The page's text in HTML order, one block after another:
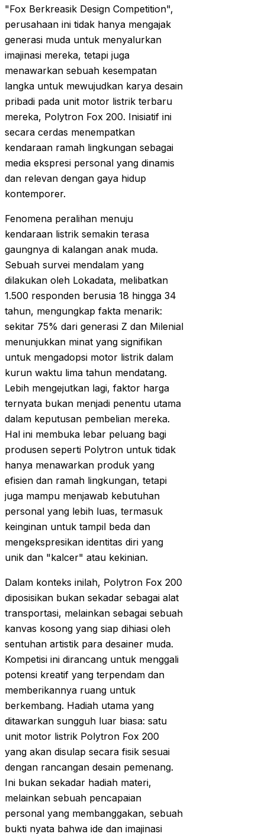
"Fox Berkreasik Design Competition",
perusahaan ini tidak hanya mengajak
generasi muda untuk menyalurkan
imajinasi mereka, tetapi juga
menawarkan sebuah kesempatan
langka untuk mewujudkan karya desain
pribadi pada unit motor listrik terbaru
mereka, Polytron Fox 200. Inisiatif ini
secara cerdas menempatkan
kendaraan ramah lingkungan sebagai
media ekspresi personal yang dinamis
dan relevan dengan gaya hidup
kontemporer.
Fenomena peralihan menuju
kendaraan listrik semakin terasa
gaungnya di kalangan anak muda.
Sebuah survei mendalam yang
dilakukan oleh Lokadata, melibatkan
1.500 responden berusia 18 hingga 34
tahun, mengungkap fakta menarik:
sekitar 75% dari generasi Z dan Milenial
menunjukkan minat yang signifikan
untuk mengadopsi motor listrik dalam
kurun waktu lima tahun mendatang.
Lebih mengejutkan lagi, faktor harga
ternyata bukan menjadi penentu utama
dalam keputusan pembelian mereka.
Hal ini membuka lebar peluang bagi
produsen seperti Polytron untuk tidak
hanya menawarkan produk yang
efisien dan ramah lingkungan, tetapi
juga mampu menjawab kebutuhan
personal yang lebih luas, termasuk
keinginan untuk tampil beda dan
mengekspresikan identitas diri yang
unik dan "kalcer" atau kekinian.
Dalam konteks inilah, Polytron Fox 200
diposisikan bukan sekadar sebagai alat
transportasi, melainkan sebagai sebuah
kanvas kosong yang siap dihiasi oleh
sentuhan artistik para desainer muda.
Kompetisi ini dirancang untuk menggali
potensi kreatif yang terpendam dan
memberikannya ruang untuk
berkembang. Hadiah utama yang
ditawarkan sungguh luar biasa: satu
unit motor listrik Polytron Fox 200
yang akan disulap secara fisik sesuai
dengan rancangan desain pemenang.
Ini bukan sekadar hadiah materi,
melainkan sebuah pencapaian
personal yang membanggakan, sebuah
bukti nyata bahwa ide dan imajinasi